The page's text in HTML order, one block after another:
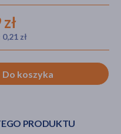
zł
Do koszyka
PRODUKTU